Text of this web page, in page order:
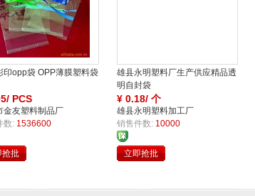
家
印opp袋 OPP薄膜塑料袋
PCS
金友塑料制品厂
数: 1536600
抢批
雄县永明塑料厂生产供应精品透
明自封袋
¥ 0.18/ 个
雄县永明塑料加工厂
销售件数: 10000
立即抢批